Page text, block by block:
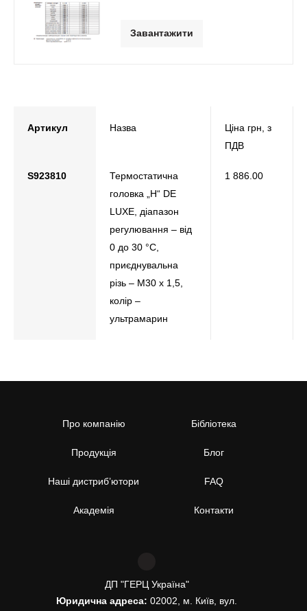
Завантажити
Артикул Назва
Ціна грн, з
ПДВ
S923810
Термостатична
головка „Н“ DE
LUXE, діапазон
регулювання – від
0 до 30 °С,
приєднувальна
різь – M30 x 1,5,
колір –
ультрамарин
1 886.00
Про компанію
Продукція
Наші дистриб’ютори
Академія
Бібліотека
Блог
FAQ
Контакти
ДП "ГЕРЦ Україна"
Юридична адреса: 02002, м. Київ, вул.